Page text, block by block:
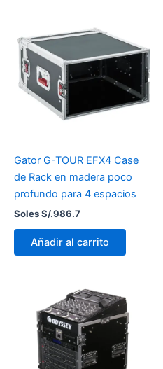
Gator G-TOUR EFX4 Case
de Rack en madera poco
profundo para 4 espacios
Soles S/.986.7
Añadir al carrito